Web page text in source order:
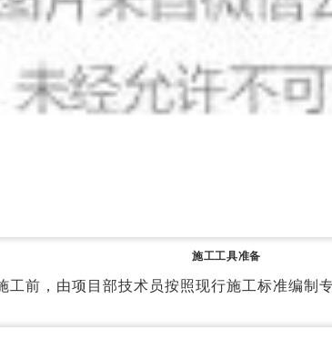
施工工具准备
工前，由项目部技术员按照现行施工标准编制